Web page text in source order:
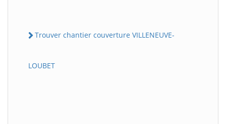
Trouver chantier couverture VILLENEUVE-
LOUBET